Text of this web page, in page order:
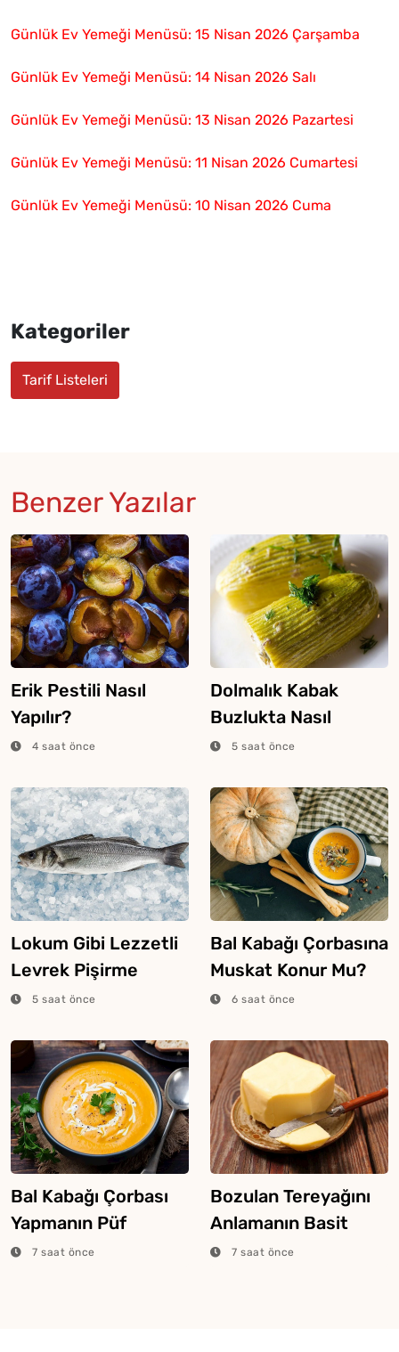
Günlük Ev Yemeği Menüsü: 15 Nisan 2026 Çarşamba
Günlük Ev Yemeği Menüsü: 14 Nisan 2026 Salı
Günlük Ev Yemeği Menüsü: 13 Nisan 2026 Pazartesi
Günlük Ev Yemeği Menüsü: 11 Nisan 2026 Cumartesi
Günlük Ev Yemeği Menüsü: 10 Nisan 2026 Cuma
Kategoriler
Tarif Listeleri
Benzer Yazılar
Erik Pestili Nasıl
Yapılır?
4 saat önce
Dolmalık Kabak
Buzlukta Nasıl
Saklanır?
5 saat önce
Lokum Gibi Lezzetli
Levrek Pişirme
Tüyosu
5 saat önce
Bal Kabağı Çorbasına
Muskat Konur Mu?
6 saat önce
Bal Kabağı Çorbası
Yapmanın Püf
Noktaları
7 saat önce
Bozulan Tereyağını
Anlamanın Basit
Yolları
7 saat önce